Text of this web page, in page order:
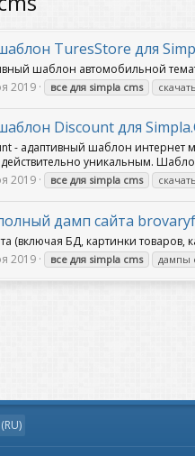
TuresStore для
шаблон автомобильной
2019 все для simpla cms
Discount для
- адаптивный шаблон интернет
действительно уникальным.
2019 все для simpla cms
дамп сайта
(включая БД, картинки товаров,
2019 все для simpla cms дампы